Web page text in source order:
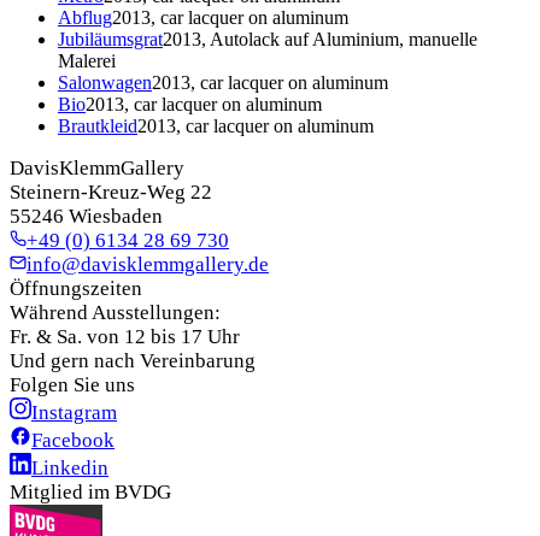
Abflug2013, car lacquer on aluminum
Jubiläumsgrat2013, Autolack auf Aluminium, manuelle
Malerei
Salonwagen2013, car lacquer on aluminum
Bio2013, car lacquer on aluminum
Brautkleid2013, car lacquer on aluminum
DavisKlemmGallery
Steinern-Kreuz-Weg 22
55246 Wiesbaden
+49 (0) 6134 28 69 730
info@davisklemmgallery.de
Öffnungszeiten
Während Ausstellungen:
Fr. & Sa. von 12 bis 17 Uhr
Und gern nach Vereinbarung
Folgen Sie uns
Instagram
Facebook
Linkedin
Mitglied im BVDG